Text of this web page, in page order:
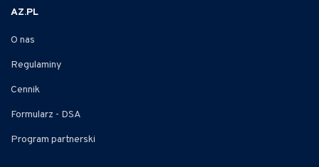
AZ.PL
O nas
Regulaminy
Cennik
Formularz - DSA
Program partnerski